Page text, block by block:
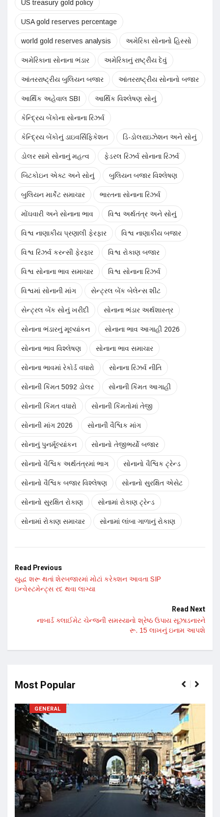
US treasury gold policy
USA gold reserves percentage
world gold reserves analysis અમેરિકા સોનાનો હિસ્સો
અમેરિકાના સોનાના ભંડાર અમેરિકાનું રાષ્ટ્રીય દેવું
આંતરરાષ્ટ્રીય બુલિયન બજાર આંતરરાષ્ટ્રીય સોનાનો બજાર
આર્થિક અહેવાલ SBI આર્થિક વિશ્લેષણ સોનું
કેન્દ્રિય બેંકોના સોનાના રિઝર્વ
કેન્દ્રિય બેંકોનું ડાઇવર્સિફિકેશન ડિ-ડોલરાઇઝેશન અને સોનું
ડોલર સામે સોનાનું મહત્વ ફેડરલ રિઝર્વ સોનાના રિઝર્વ
બિટકોઇન એક્ટ અને સોનું બુલિયન બજાર વિશ્લેષણ
બુલિયન માર્કેટ સમાચાર ભારતના સોનાના રિઝર્વ
મોંઘવારી અને સોનાના ભાવ વિશ્વ અર્થતંત્ર અને સોનું
વિશ્વ નાણાકીય પ્રણાલી ફેરફાર વિશ્વ નાણાકીય બજાર
વિશ્વ રિઝર્વ કરન્સી ફેરફાર વિશ્વ રોકાણ બજાર
વિશ્વ સોનાના ભાવ સમાચાર વિશ્વ સોનાના રિઝર્વ
વિશ્વમાં સોનાની માંગ સેન્ટ્રલ બેંક બેલેન્સ શીટ
સેન્ટ્રલ બેંક સોનું ખરીદી સોનાના ભંડાર અર્થશાસ્ત્ર
સોનાના ભંડારનું મૂલ્યાંકન સોનાના ભાવ આગાહી 2026
સોનાના ભાવ વિશ્લેષણ સોનાના ભાવ સમાચાર
સોનાના ભાવમાં રેકોર્ડ વધારો સોનાના રિઝર્વ નીતિ
સોનાની કિંમત 5092 ડોલર સોનાની કિંમત આગાહી
સોનાની કિંમત વધારો સોનાની કિંમતોમાં તેજી
સોનાની માંગ 2026 સોનાની વૈશ્વિક માંગ
સોનાનું પુનર્મૂલ્યાંકન સોનાનો તેજીભર્યો બજાર
સોનાનો વૈશ્વિક અર્થતંત્રમાં ભાગ સોનાનો વૈશ્વિક ટ્રેન્ડ
સોનાનો વૈશ્વિક બજાર વિશ્લેષણ સોનાનો સુરક્ષિત એસેટ
સોનાનો સુરક્ષિત રોકાણ સોનામાં રોકાણ ટ્રેન્ડ
સોનામાં રોકાણ સમાચાર સોનામાં લાંબા ગાળાનું રોકાણ
Read Previous
યુદ્ધ શરૂ થતાં શેરબજારમાં મોટાં કરેક્શન આવતા SIP
ઇન્વેસ્ટમેન્ટ્સ રદ થવા લાગ્યા
Read Next
નાબાર્ડ ક્લાઈમેટ ચેન્જની સમસ્યાનો શ્રેષ્ઠ ઉપાય સૂઝાડનારને
રૂ. 15 લાખનું ઇનામ આપશે
Most Popular
GENERAL